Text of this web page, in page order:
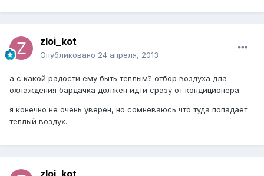
zloi_kot
Опубликовано 24 апреля, 2013
а с какой радости ему быть теплым? отбор воздуха дла
охлаждения бардачка должен идти сразу от кондиционера.
я конечно не очень уверен, но сомневаюсь что туда попадает
теплый воздух.